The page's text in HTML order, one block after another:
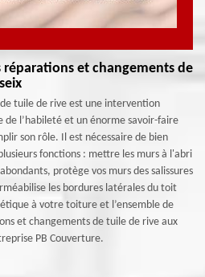
réparations et changements de
tuile de rive est une intervention
l’habileté et un énorme savoir-faire
son rôle. Il est nécessaire de bien
fonctions : mettre les murs à l'abri
protège vos murs des salissures
les bordures latérales du toit
à votre toiture et l’ensemble de
et changements de tuile de rive aux
PB Couverture.